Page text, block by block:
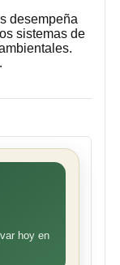
desempeña
sistemas de
hoy en